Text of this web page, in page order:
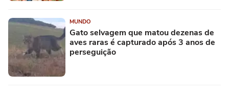
MUNDO
Gato selvagem que matou dezenas de
aves raras é capturado após 3 anos de
perseguição